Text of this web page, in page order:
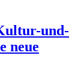
und-
neue